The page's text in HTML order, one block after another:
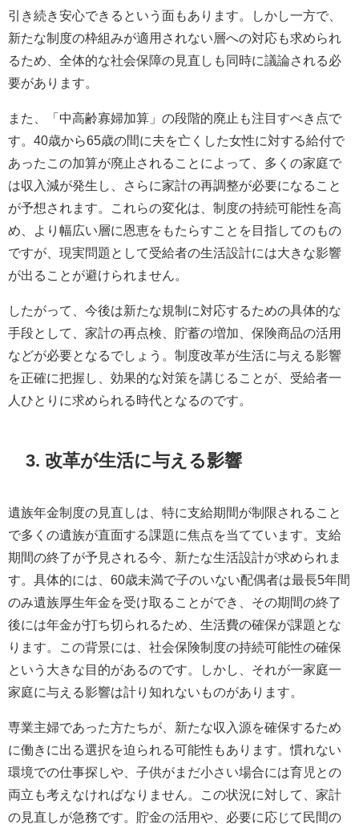
引き続き安心できるという面もあります。しかし一方で、
新たな制度の枠組みが適用されない層への対応も求められ
るため、全体的な社会保障の見直しも同時に議論される必
要があります。
また、「中高齢寡婦加算」の段階的廃止も注目すべき点で
す。40歳から65歳の間に夫を亡くした女性に対する給付で
あったこの加算が廃止されることによって、多くの家庭で
は収入減が発生し、さらに家計の再調整が必要になること
が予想されます。これらの変化は、制度の持続可能性を高
め、より幅広い層に恩恵をもたらすことを目指してのもの
ですが、現実問題として受給者の生活設計には大きな影響
が出ることが避けられません。
したがって、今後は新たな規制に対応するための具体的な
手段として、家計の再点検、貯蓄の増加、保険商品の活用
などが必要となるでしょう。制度改革が生活に与える影響
を正確に把握し、効果的な対策を講じることが、受給者一
人ひとりに求められる時代となるのです。
3. 改革が生活に与える影響
遺族年金制度の見直しは、特に支給期間が制限されること
で多くの遺族が直面する課題に焦点を当てています。支給
期間の終了が予見される今、新たな生活設計が求められま
す。具体的には、60歳未満で子のいない配偶者は最長5年間
のみ遺族厚生年金を受け取ることができ、その期間の終了
後には年金が打ち切られるため、生活費の確保が課題とな
ります。この背景には、社会保険制度の持続可能性の確保
という大きな目的があるのです。しかし、それが一家庭一
家庭に与える影響は計り知れないものがあります。
専業主婦であった方たちが、新たな収入源を確保するため
に働きに出る選択を迫られる可能性もあります。慣れない
環境での仕事探しや、子供がまだ小さい場合には育児との
両立も考えなければなりません。この状況に対して、家計
の見直しが急務です。貯金の活用や、必要に応じて民間の